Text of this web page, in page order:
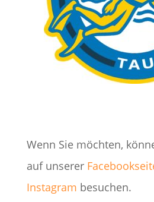
Wenn Sie möchten,
auf unserer
Instagram besuchen.